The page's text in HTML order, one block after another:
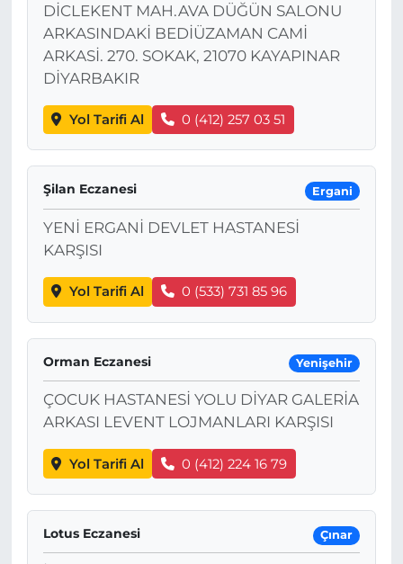
DİCLEKENT MAH.AVA DÜĞÜN SALONU
ARKASINDAKİ BEDİÜZAMAN CAMİ
ARKASİ. 270. SOKAK, 21070 KAYAPINAR
DİYARBAKIR
Yol Tarifi Al 0 (412) 257 03 51
Şilan Eczanesi Ergani
YENİ ERGANİ DEVLET HASTANESİ
KARŞISI
Yol Tarifi Al 0 (533) 731 85 96
Orman Eczanesi Yenişehir
ÇOCUK HASTANESİ YOLU DİYAR GALERİA
ARKASI LEVENT LOJMANLARI KARŞISI
Yol Tarifi Al 0 (412) 224 16 79
Lotus Eczanesi Çınar